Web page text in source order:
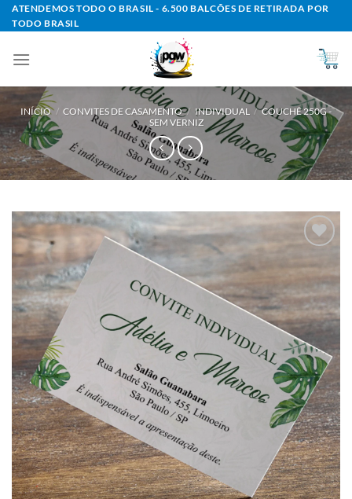
Skip
to
ATENDEMOS TODO O BRASIL - 6.500 BALCÕES DE RETIRADA POR
TODO BRASIL
INÍCIO / CONVITES DE CASAMENTO / INDIVIDUAL / COUCHÊ 250G -
SEM VERNIZ
Add to
wishlist